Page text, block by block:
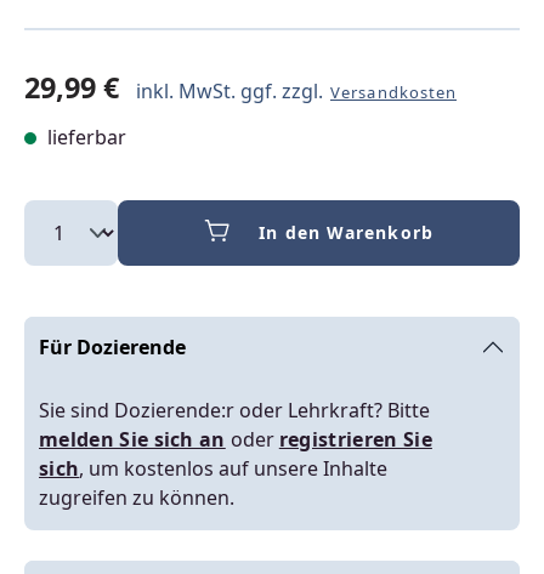
29,99 € inkl. MwSt. ggf. zzgl. Versandkosten
lieferbar
In den Warenkorb
Für Dozierende
Sie sind Dozierende:r oder Lehrkraft? Bitte
melden Sie sich an oder registrieren Sie
sich, um kostenlos auf unsere Inhalte
zugreifen zu können.